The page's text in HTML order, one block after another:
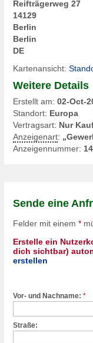
Reifträgerweg 27
14129
Berlin
Berlin
DE
Kartenansicht:
Weitere Details
Erstellt am: 02-Oct-
Standort: Europa
Vertragsart: Nur
Anzeigenart:
Anzeigennummer:
Sende eine
Felder mit einem *
Erstelle ein
dich sichtbar)
erstellen
Vor- und Nachname: *
Straße: